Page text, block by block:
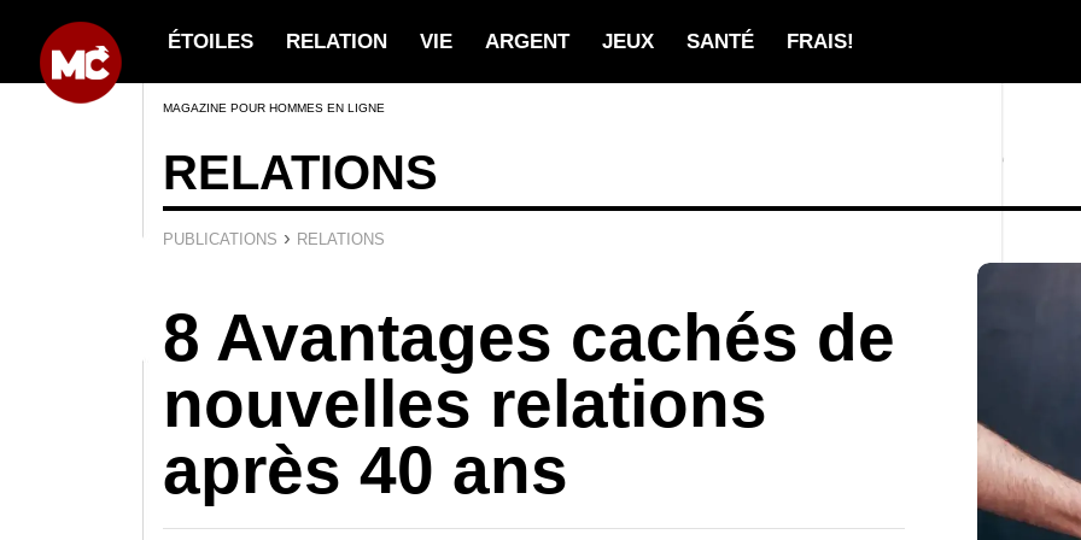
ÉTOILES RELATION VIE ARGENT JEUX SANTÉ FRAIS!
MAGAZINE POUR HOMMES EN LIGNE
RELATIONS
PUBLICATIONS › RELATIONS
8 Avantages cachés de
nouvelles relations
après 40 ans